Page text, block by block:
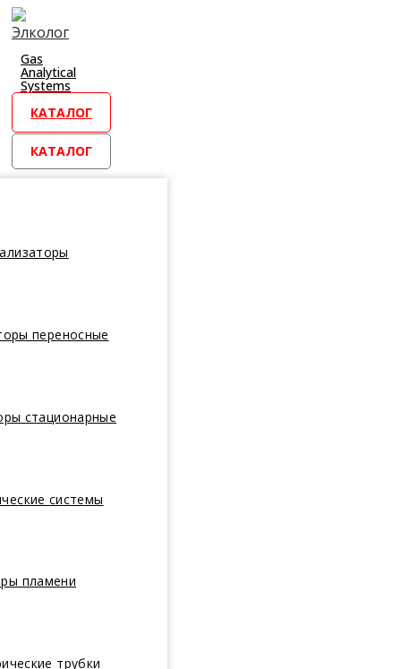
Перейти
к
контенту
Gas
Analytical
Systems
КАТАЛОГ
КАТАЛОГ
переносные
стационарные
системы
пламени
трубки